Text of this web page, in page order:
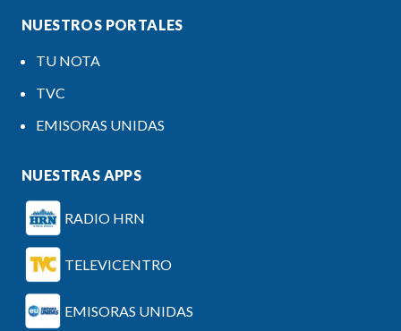
NUESTROS PORTALES
TU NOTA
TVC
EMISORAS UNIDAS
NUESTRAS APPS
RADIO HRN
TELEVICENTRO
EMISORAS UNIDAS